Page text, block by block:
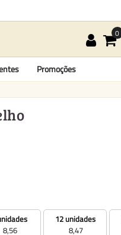
Promoções
8,56
12 unidades
8,47